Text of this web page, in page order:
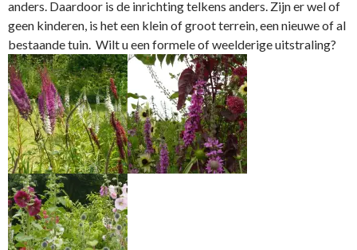
anders. Daardoor is de inrichting telkens anders. Zijn er wel of
geen kinderen, is het een klein of groot terrein, een nieuwe of al
bestaande tuin. Wilt u een formele of weelderige uitstraling?